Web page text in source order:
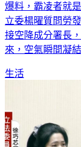
勞動部勞發署北
爆料，霸凌者就
立委楊曜質問勞
接空降成分署長